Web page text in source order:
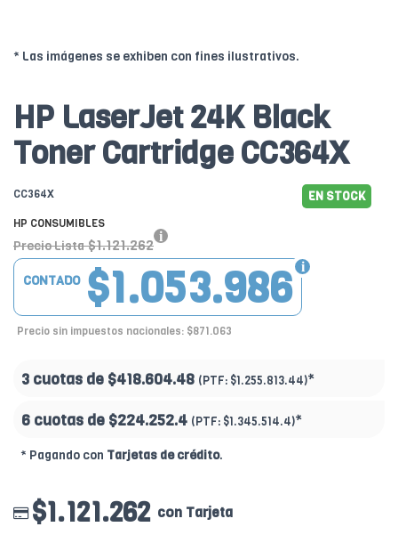
* Las imágenes se exhiben con fines ilustrativos.
HP LaserJet 24K Black
Toner Cartridge CC364X
CC364X EN STOCK
HP CONSUMIBLES
Precio Lista $1.121.262
$1.053.986
CONTADO
Precio sin impuestos nacionales: $871.063
3 cuotas de $418.604.48 (PTF: $1.255.813.44)*
6 cuotas de $224.252.4 (PTF: $1.345.514.4)*
* Pagando con Tarjetas de crédito.
$1.121.262 con Tarjeta